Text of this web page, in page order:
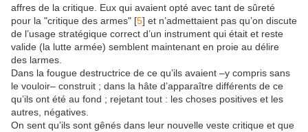
affres de la critique. Eux qui avaient opté avec tant de sûreté
pour la "critique des armes" [5] et n’admettaient pas qu’on discute
de l’usage stratégique correct d’un instrument qui était et reste
valide (la lutte armée) semblent maintenant en proie au délire
des larmes.
Dans la fougue destructrice de ce qu’ils avaient –y compris sans
le vouloir– construit ; dans la hâte d’apparaître différents de ce
qu’ils ont été au fond ; rejetant tout : les choses positives et les
autres, négatives.
On sent qu’ils sont gênés dans leur nouvelle veste critique et que